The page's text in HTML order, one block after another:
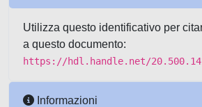
Utilizza questo identificativo per
a questo documento:
https://hdl.handle.net/
Informazioni